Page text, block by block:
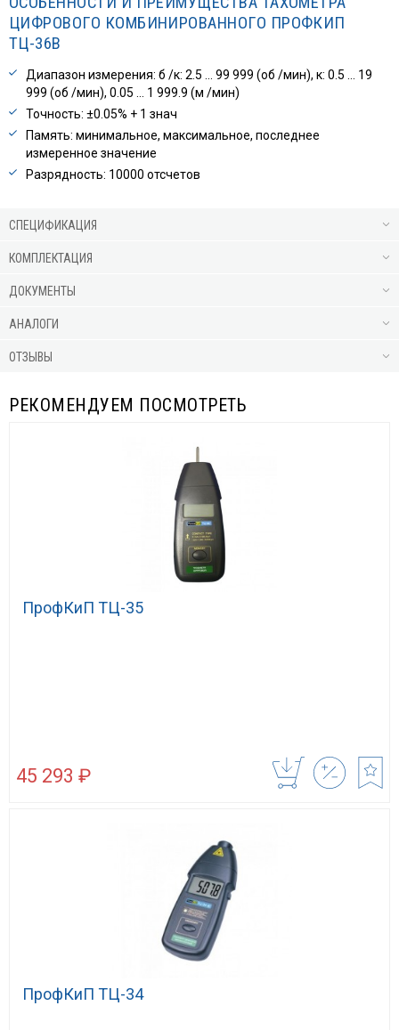
ЦИФРОВОГО КОМБИНИРОВАННОГО ПРОФКИП
ТЦ-36В
Диапазон измерения: б /к: 2.5 … 99 999 (об /мин), к: 0.5 … 19
999 (об /мин), 0.05 … 1 999.9 (м /мин)
Точность: ±0.05% + 1 знач
Память: минимальное, максимальное, последнее
измеренное значение
Разрядность: 10000 отсчетов
СПЕЦИФИКАЦИЯ
КОМПЛЕКТАЦИЯ
ДОКУМЕНТЫ
АНАЛОГИ
ОТЗЫВЫ
РЕКОМЕНДУЕМ ПОСМОТРЕТЬ
ПрофКиП ТЦ-35
45 293 ₽
ПрофКиП ТЦ-34